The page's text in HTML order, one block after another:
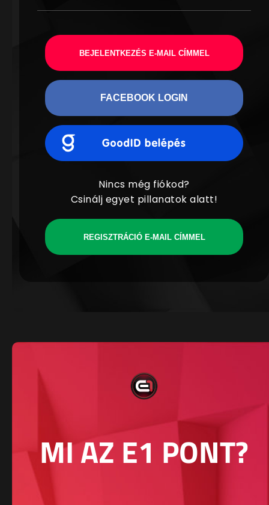
BEJELENTKEZÉS E-MAIL CÍMMEL
FACEBOOK LOGIN
Nincs még fiókod?
Csinálj egyet pillanatok alatt!
REGISZTRÁCIÓ E-MAIL CÍMMEL
MI AZ E1 PONT?